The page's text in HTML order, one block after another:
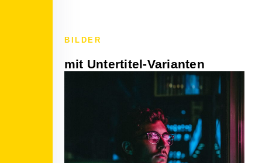
BILDER
mit Untertitel-Varianten